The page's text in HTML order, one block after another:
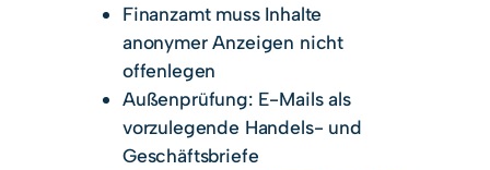
Finanzamt muss Inhalte
anonymer Anzeigen nicht
offenlegen
Außenprüfung: E-Mails als
vorzulegende Handels- und
Geschäftsbriefe